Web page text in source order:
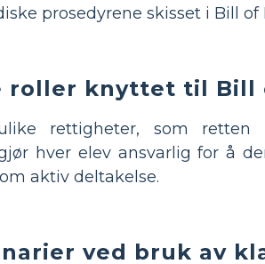
prosedyrene skisset i Bill of
roller knyttet til Bill
rettigheter, som
hver elev ansvarlig for å
aktiv deltakelse.
ved bruk av